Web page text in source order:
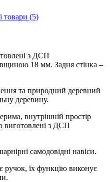
товари (5)
з ДСП
18 мм. Задня стінка –
та природний деревний
деревину.
внутрішній простір
виготовлені з ДСП
самодовідні навіси.
ручок, їх функцію виконує